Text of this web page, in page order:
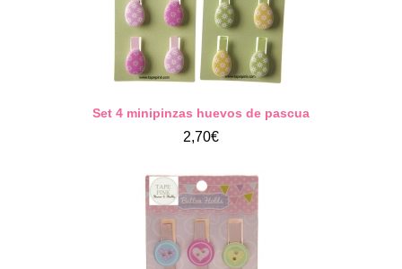
Set 4 minipinzas huevos de pascua
2,70€